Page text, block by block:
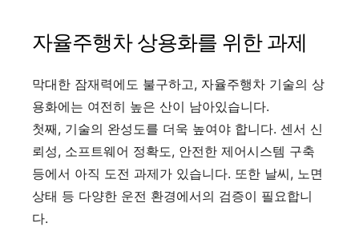
자율주행차 상용화를 위한 과제
막대한 잠재력에도 불구하고, 자율주행차 기술의 상
용화에는 여전히 높은 산이 남아있습니다.
첫째, 기술의 완성도를 더욱 높여야 합니다. 센서 신
뢰성, 소프트웨어 정확도, 안전한 제어시스템 구축
등에서 아직 도전 과제가 있습니다. 또한 날씨, 노면
상태 등 다양한 운전 환경에서의 검증이 필요합니
다.